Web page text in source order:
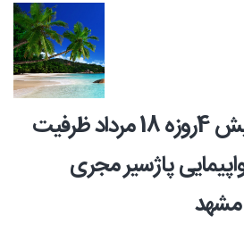
تخفیف ویژه تور کیش 4روزه 18 مرداد ظرفیت
پاژسیر مجری
مشهد